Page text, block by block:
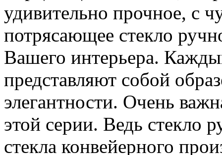
удивительно прочное, с
потрясающее стекло
Вашего интерьера.
представляют собой
элегантности. Очень
этой серии. Ведь стекло
стекла конвейерного